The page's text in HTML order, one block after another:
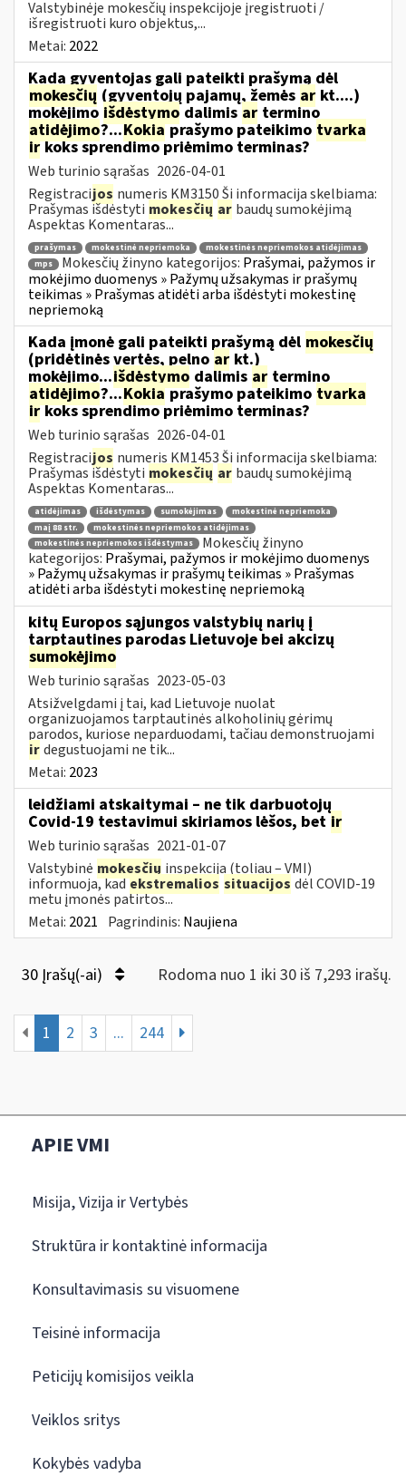
Valstybinėje mokesčių inspekcijoje įregistruoti /
išregistruoti kuro objektus,...
Metai: 2022
Kada gyventojas gali pateikti prašymą dėl
mokesčių (gyventojų pajamų, žemės ar kt....)
mokėjimo išdėstymo dalimis ar termino
atidėjimo?...Kokiaprašymo pateikimo tvarka
irkoks sprendimo priėmimo terminas?
Web turinio sąrašas 2026-04-01
Registracijos numeris KM3150 Ši informacija skelbiama:
Prašymas išdėstyti mokesčių ar baudų sumokėjimą
Aspektas Komentaras...
prašymas mokestinė nepriemoka
mokestinės nepriemokos atidėjimas
mps
Mokesčių žinyno kategorijos: Prašymai, pažymos ir
mokėjimo duomenys » Pažymų užsakymas ir prašymų
teikimas » Prašymas atidėti arba išdėstyti mokestinę
nepriemoką
Kada įmonė gali pateikti prašymą dėl mokesčių
(pridėtinės vertės, pelno ar kt.)
mokėjimo...išdėstymo dalimis ar termino
atidėjimo?...Kokiaprašymo pateikimo tvarka
irkoks sprendimo priėmimo terminas?
Web turinio sąrašas 2026-04-01
Registracijos numeris KM1453 Ši informacija skelbiama:
Prašymas išdėstyti mokesčių ar baudų sumokėjimą
Aspektas Komentaras...
atidėjimas išdėstymas sumokėjimas
mokestinė nepriemoka
maį 88 str.
mokestinės nepriemokos atidėjimas
mokestinės nepriemokos išdėstymas
Mokesčių žinyno
kategorijos: Prašymai, pažymos ir mokėjimo duomenys
» Pažymų užsakymas ir prašymų teikimas » Prašymas
atidėti arba išdėstyti mokestinę nepriemoką
kitų Europos sąjungos valstybių narių į
tarptautines parodas Lietuvoje bei akcizų
sumokėjimo
Web turinio sąrašas 2023-05-03
Atsižvelgdami į tai, kad Lietuvoje nuolat
organizuojamos tarptautinės alkoholinių gėrimų
parodos, kuriose neparduodami, tačiau demonstruojami
irdegustuojami ne tik...
Metai: 2023
leidžiami atskaitymai – ne tik darbuotojų
Covid-19 testavimui skiriamos lėšos, bet ir
Web turinio sąrašas 2021-01-07
Valstybinė mokesčių inspekcija (toliau – VMI)
informuoja, kadekstremalios situacijos dėl COVID-19
metu įmonės patirtos...
Metai: 2021 Pagrindinis: Naujiena
30 Įrašų(-ai) Rodoma nuo 1 iki 30 iš 7,293 irašų.
1 2 3 ... 244
APIE VMI
Misija, Vizija ir Vertybės
Struktūra ir kontaktinė informacija
Konsultavimasis su visuomene
Teisinė informacija
Peticijų komisijos veikla
Veiklos sritys
Kokybės vadyba